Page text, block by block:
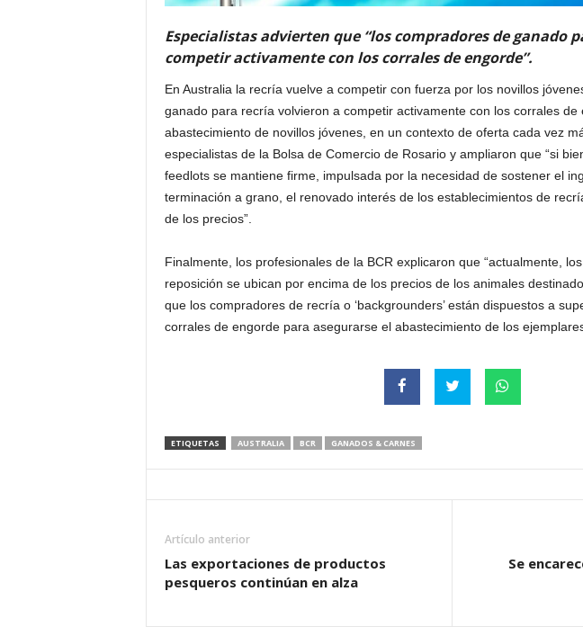
Especialistas advierten que “los compradores de ganado
competir activamente con los corrales de engorde”.
En Australia la recría vuelve a competir con fuerza por los novillos
ganado para recría volvieron a competir activamente con los corrales de
abastecimiento de novillos jóvenes, en un contexto de oferta cada vez
especialistas de la Bolsa de Comercio de Rosario y ampliaron que “si
feedlots se mantiene firme, impulsada por la necesidad de sostener el
terminación a grano, el renovado interés de los establecimientos de
de los precios”.
Finalmente, los profesionales de la BCR explicaron que “actualmente,
reposición se ubican por encima de los precios de los animales
que los compradores de recría o ‘backgrounders’ están dispuestos a
corrales de engorde para asegurarse el abastecimiento de los
ETIQUETAS AUSTRALIA BCR GANADOS & CARNES
Artículo anterior
Las exportaciones de productos
pesqueros continúan en alza
Se